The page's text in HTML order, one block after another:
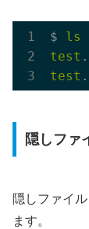
$ ls
test
test
隠しファ
隠しファイ
ます。